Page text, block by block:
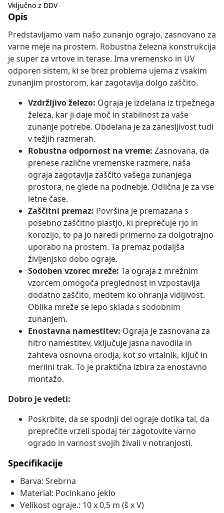
Vključno z DDV
Opis
Predstavljamo vam našo zunanjo ograjo, zasnovano za
varne meje na prostem. Robustna železna konstrukcija
je super za vrtove in terase. Ima vremensko in UV
odporen sistem, ki se brez problema ujema z vsakim
zunanjim prostorom, kar zagotavlja dolgo zaščito.
Vzdržljivo železo: Ograja je izdelana iz trpežnega
železa, kar ji daje moč in stabilnost za vaše
zunanje potrebe. Obdelana je za zanesljivost tudi
v težjih razmerah.
Robustna odpornost na vreme: Zasnovana, da
prenese različne vremenske razmere, naša
ograja zagotavlja zaščito vašega zunanjega
prostora, ne glede na podnebje. Odlična je za vse
letne čase.
Zaščitni premaz: Površina je premazana s
posebno zaščitno plastjo, ki preprečuje rjo in
korozijo, to pa jo naredi primerno za dolgotrajno
uporabo na prostem. Ta premaz podaljša
življenjsko dobo ograje.
Sodoben vzorec mreže: Ta ograja z mrežnim
vzorcem omogoča preglednost in vzpostavlja
dodatno zaščito, medtem ko ohranja vidljivost.
Oblika mreže se lepo sklada s sodobnim
zunanjem.
Enostavna namestitev: Ograja je zasnovana za
hitro namestitev, vključuje jasna navodila in
zahteva osnovna orodja, kot so vrtalnik, ključ in
merilni trak. To je praktična izbira za enostavno
montažo.
Dobro je vedeti:
Poskrbite, da se spodnji del ograje dotika tal, da
preprečite vrzeli spodaj ter zagotovite varno
ogrado in varnost svojih živali v notranjosti.
Specifikacije
Barva: Srebrna
Material: Pocinkano jeklo
Velikost ograje.: 10 x 0,5 m (š x V)